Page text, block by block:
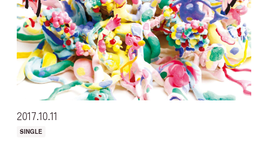
20171011
SINGLE